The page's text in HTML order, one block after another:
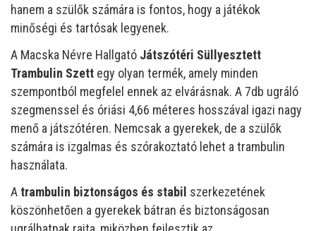
hanem a szülők számára is fontos, hogy a játékok
minőségi és tartósak legyenek.
A Macska Névre Hallgató Játszótéri Süllyesztett
Trambulin Szett egy olyan termék, amely minden
szempontból megfelel ennek az elvárásnak. A 7db ugráló
szegmenssel és óriási 4,66 méteres hosszával igazi nagy
menő a játszótéren. Nemcsak a gyerekek, de a szülők
számára is izgalmas és szórakoztató lehet a trambulin
használata.
A trambulin biztonságos és stabil szerkezetének
köszönhetően a gyerekek bátran és biztonságosan